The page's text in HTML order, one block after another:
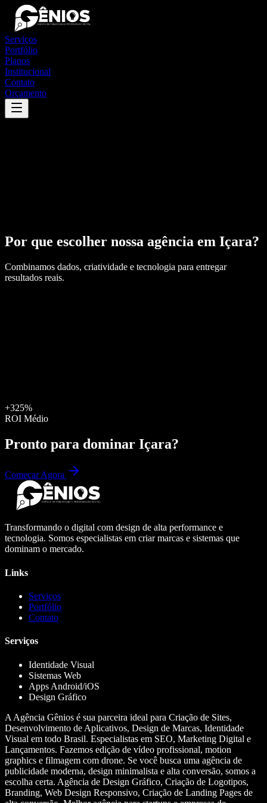
Serviços
Portfólio
Planos
Institucional
Contato
Orçamento
Por que escolher nossa agência em Içara?
Combinamos dados, criatividade e tecnologia para entregar
resultados reais.
+325%
ROI Médio
Pronto para dominar Içara?
Começar Agora
Transformando o digital com design de alta performance e
tecnologia. Somos especialistas em criar marcas e sistemas que
dominam o mercado.
Links
Serviços
Portfólio
Contato
Serviços
Identidade Visual
Sistemas Web
Apps Android/iOS
Design Gráfico
A Agência Gênios é sua parceira ideal para Criação de Sites,
Desenvolvimento de Aplicativos, Design de Marcas, Identidade
Visual em todo Brasil. Especialistas em SEO, Marketing Digital e
Lançamentos. Fazemos edição de vídeo profissional, motion
graphics e filmagem com drone. Se você busca uma agência de
publicidade moderna, design minimalista e alta conversão, somos a
escolha certa. Agência de Design Gráfico, Criação de Logotipos,
Branding, Web Design Responsivo, Criação de Landing Pages de